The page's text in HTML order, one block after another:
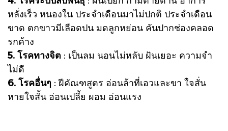
หลั่งเร็ว หนองใน ประจำเดือนมาไม่ปกติ ประจำเดือน
ขาด ตกขาวมีเลือดปน มดลูกหย่อน คันปากช่องคลอด
รกค้าง
5. โรคทางจิต : เป็นลม นอนไม่หลับ ฝันเยอะ ความจำ
ไม่ดี
6. โรคอื่นๆ : ฝีคัณฑสูตร อ่อนล้าที่เอวและขา ใจสั่น
หายใจสั้น อ่อนเปลี้ย ผอม อ่อนแรง